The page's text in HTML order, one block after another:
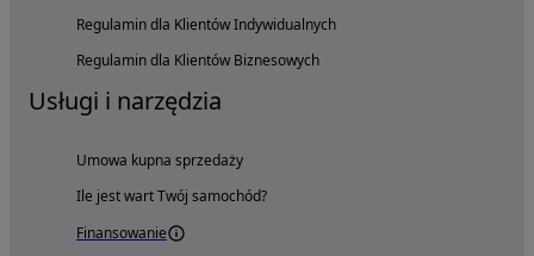
Regulamin dla Klientów Indywidualnych
Regulamin dla Klientów Biznesowych
Usługi i narzędzia
Umowa kupna sprzedaży
Ile jest wart Twój samochód?
Finansowanie